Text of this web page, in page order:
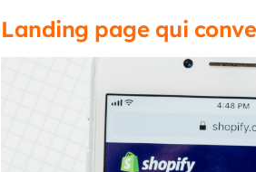
Landing page qui